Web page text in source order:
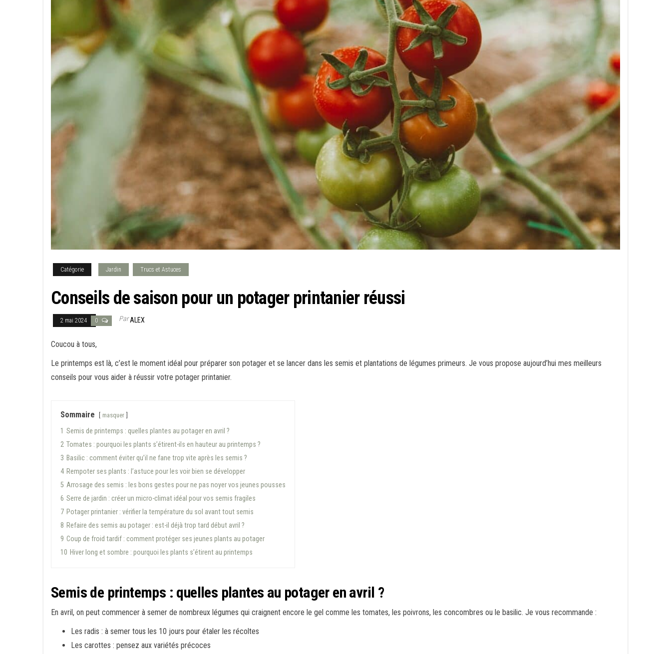
Catégorie Jardin Trucs et Astuces
Conseils de saison pour un potager printanier réussi
2 mai 2024 0 ParALEX
Coucou à tous,
Le printemps est là, c’est le moment idéal pour préparer son potager et se lancer dans les semis et plantations de légumes primeurs. Je vous propose aujourd’hui mes meilleurs
conseils pour vous aider à réussir votre potager printanier.
Sommaire masquer
1 Semis de printemps : quelles plantes au potager en avril ?
2 Tomates : pourquoi les plants s’étirent-ils en hauteur au printemps ?
3 Basilic : comment éviter qu’il ne fane trop vite après les semis ?
4 Rempoter ses plants : l’astuce pour les voir bien se développer
5 Arrosage des semis : les bons gestes pour ne pas noyer vos jeunes pousses
6 Serre de jardin : créer un micro-climat idéal pour vos semis fragiles
7 Potager printanier : vérifier la température du sol avant tout semis
8 Refaire des semis au potager : est-il déjà trop tard début avril ?
9 Coup de froid tardif : comment protéger ses jeunes plants au potager
10 Hiver long et sombre : pourquoi les plants s’étirent au printemps
Semis de printemps : quelles plantes au potager en avril ?
En avril, on peut commencer à semer de nombreux légumes qui craignent encore le gel comme les tomates, les poivrons, les concombres ou le basilic. Je vous recommande :
Les radis : à semer tous les 10 jours pour étaler les récoltes
Les carottes : pensez aux variétés précoces